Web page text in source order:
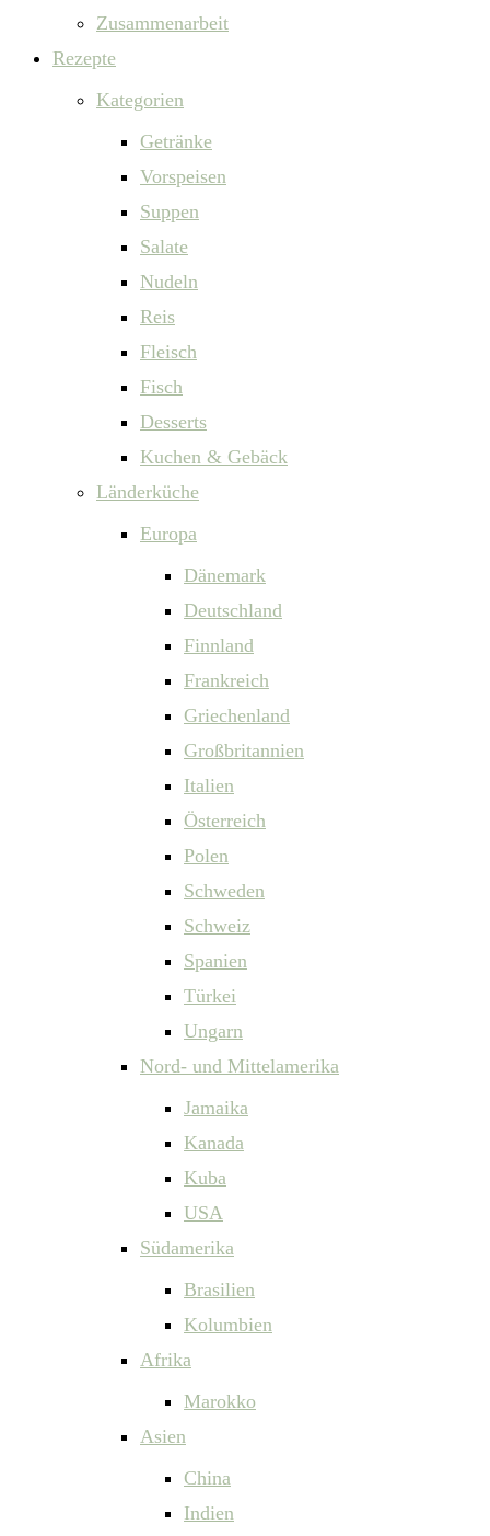
Zusammenarbeit
Rezepte
Kategorien
Getränke
Vorspeisen
Suppen
Salate
Nudeln
Reis
Fleisch
Fisch
Desserts
Kuchen & Gebäck
Länderküche
Europa
Dänemark
Deutschland
Finnland
Frankreich
Griechenland
Großbritannien
Italien
Österreich
Polen
Schweden
Schweiz
Spanien
Türkei
Ungarn
Nord- und Mittelamerika
Jamaika
Kanada
Kuba
USA
Südamerika
Brasilien
Kolumbien
Afrika
Marokko
Asien
China
Indien